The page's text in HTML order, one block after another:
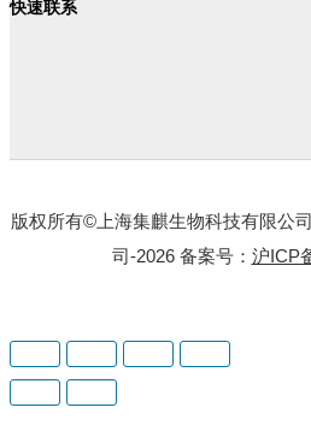
快速联系
版权所有©上海集麒生物科技有限公
司-2026 备案号： 沪ICP